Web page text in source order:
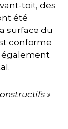
toit, des
été
surface du
conforme
également
»